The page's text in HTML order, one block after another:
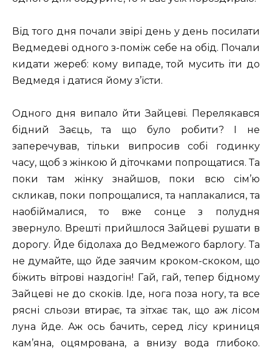
Від того дня почали звірі день у день посилати
Ведмедеві одного з-поміж себе на обід. Почали
кидати жереб: кому випаде, той мусить іти до
Ведмедя і датися йому з’їсти.
Одного дня випало йти Зайцеві. Перелякався
бідний Заєць, та що було робити? І не
заперечував, тільки випросив собі годинку
часу, щоб з жінкою й діточками попрощатися. Та
поки там жінку знайшов, поки всю сім’ю
скликав, поки попрощалися, та наплакалися, та
наобіймалися, то вже сонце з полудня
звернуло. Врешті прийшлося Зайцеві рушати в
дорогу. Йде бідолаха до Ведмежого барлогу. Та
не думайте, що йде заячим кроком-скоком, що
біжить вітрові наздогін! Гай, гай, тепер бідному
Зайцеві не до скоків. Іде, нога поза ногу, та все
рясні сльози втирає, та зітхає так, що аж лісом
луна йде. Аж ось бачить, серед лісу криниця
кам’яна, оцямрована, а внизу вода глибоко.